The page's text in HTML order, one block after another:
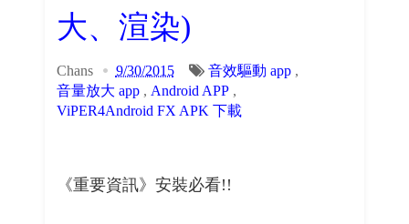
大、渲染)
Chans 9/30/2015 音效驅動 app,
音量放大 app, Android APP,
ViPER4Android FX APK 下載
《重要資訊》安裝必看!!